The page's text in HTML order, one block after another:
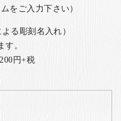
をご入力下さい）
る彫刻名入れ）
。
円+税